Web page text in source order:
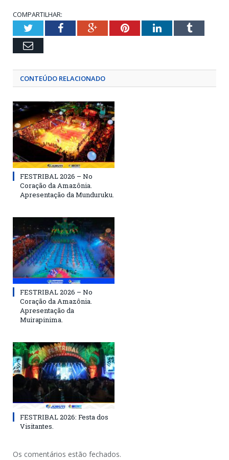
COMPARTILHAR:
TwitterFacebookGoogle+PinterestLinkedInTumblr
Email
CONTEÚDO RELACIONADO
FESTRIBAL 2026 – No
Coração da Amazônia.
Apresentação da Munduruku.
FESTRIBAL 2026 – No
Coração da Amazônia.
Apresentação da
Muirapinima.
FESTRIBAL 2026: Festa dos
Visitantes.
Os comentários estão fechados.